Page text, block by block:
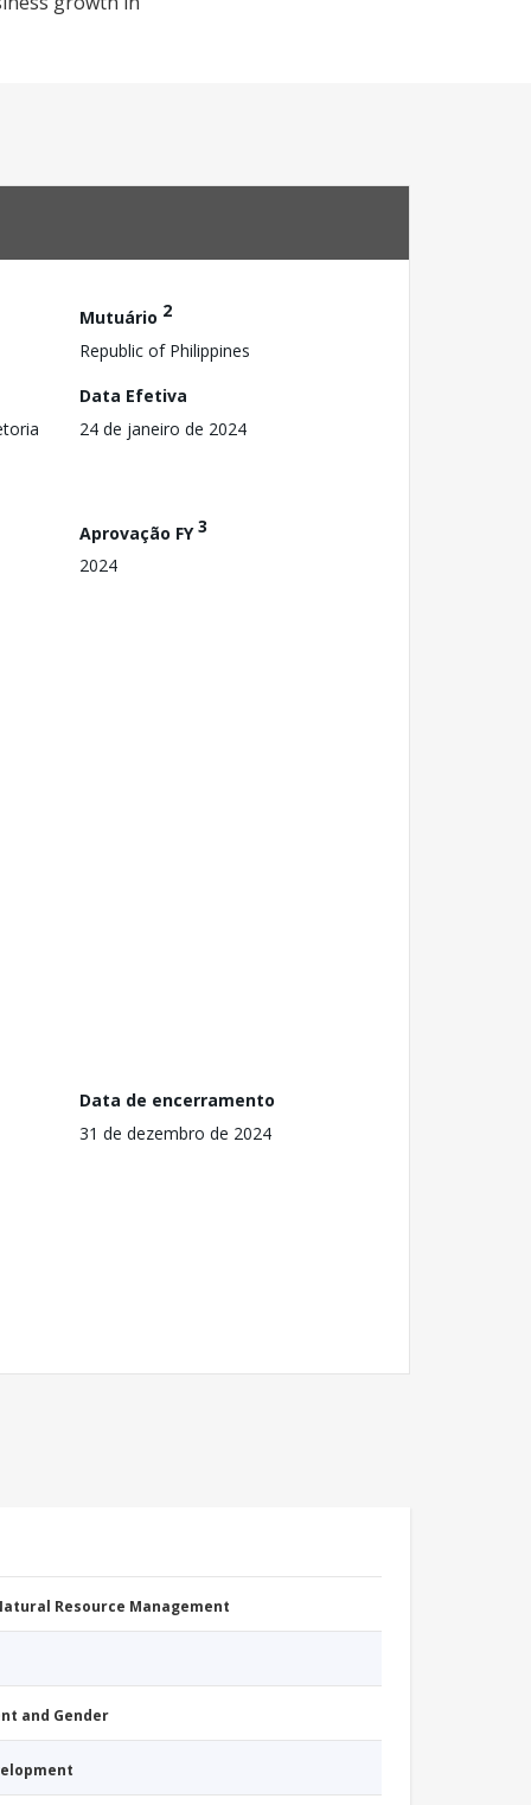
Mutuário 2
Republic of Philippines
Data Efetiva
24 de janeiro de 2024
Aprovação FY3
2024
Data de encerramento
31 de dezembro de 2024
Resource Management
and Gender